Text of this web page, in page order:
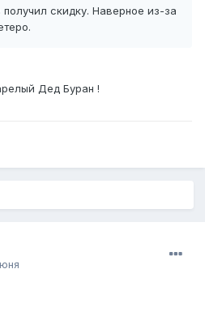
скидку. Наверное из-за
Дед Буран !